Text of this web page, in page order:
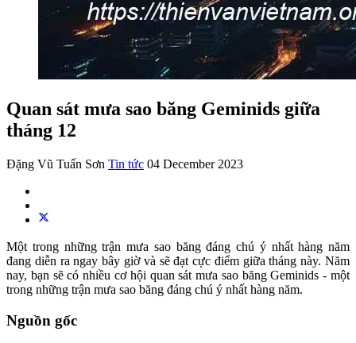
Quan sát mưa sao băng Geminids giữa
tháng 12
Đặng Vũ Tuấn Sơn Tin tức 04 December 2023
Một trong những trận mưa sao băng đáng chú ý nhất hàng năm
đang diễn ra ngay bây giờ và sẽ đạt cực điểm giữa tháng này. Năm
nay, bạn sẽ có nhiều cơ hội quan sát mưa sao băng Geminids - một
trong những trận mưa sao băng đáng chú ý nhất hàng năm.
Nguồn gốc